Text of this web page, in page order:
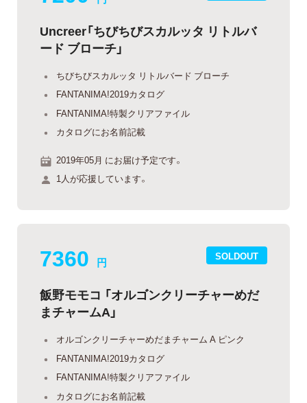
Uncreer「ちびちびスカルッタ リトルバ
ード ブローチ」
ちびちびスカルッタ リトルバード ブローチ
FANTANIMA!2019カタログ
FANTANIMA!特製クリアファイル
カタログにお名前記載
2019年05月 にお届け予定です。
1人が応援しています。
SOLDOUT
7360 円
飯野モモコ 「オルゴンクリーチャーめだ
まチャームA」
オルゴンクリーチャーめだまチャーム A ピンク
FANTANIMA!2019カタログ
FANTANIMA!特製クリアファイル
カタログにお名前記載